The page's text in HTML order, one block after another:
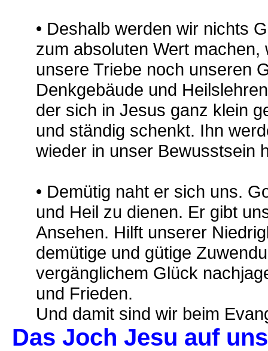
• Deshalb werden wir nichts
zum absoluten Wert
unsere Triebe noch unseren
Denkgebäude und
der sich in Jesus ganz klein
und ständig schenkt. Ihn
wieder in unser Bewusstsein
• Demütig naht er sich uns.
und Heil zu dienen. Er gibt
Ansehen. Hilft unserer
demütige und gütige
vergänglichem Glück
und Frieden.
Und damit sind wir beim
Das Joch Jesu auf